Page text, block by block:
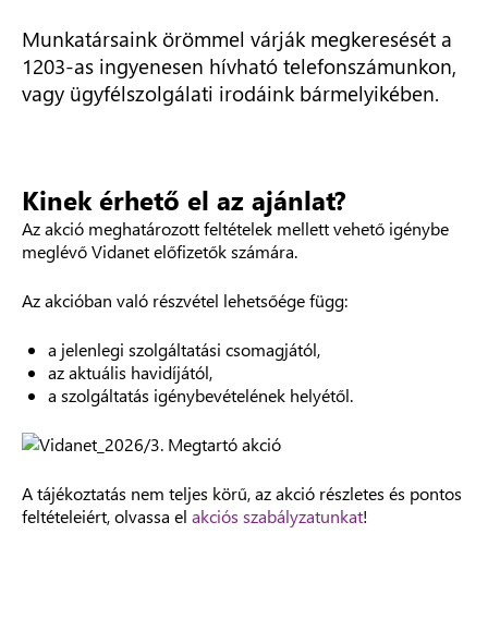
Munkatársaink örömmel várják megkeresését a
1203-as ingyenesen hívható telefonszámunkon,
vagy ügyfélszolgálati irodáink bármelyikében.
Kinek érhető el az ajánlat?
Az akció meghatározott feltételek mellett vehető igénybe
meglévő Vidanet előfizetők számára.
Az akcióban való részvétel lehetsőége függ:
a jelenlegi szolgáltatási csomagjától,
az aktuális havidíjától,
a szolgáltatás igénybevételének helyétől.
A tájékoztatás nem teljes körű, az akció részletes és pontos
feltételeiért, olvassa el akciós szabályzatunkat!